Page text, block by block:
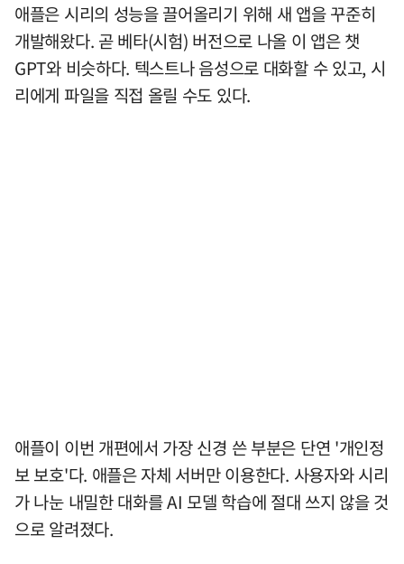
애플은 시리의 성능을 끌어올리기 위해 새 앱을 꾸준히
개발해왔다. 곧 베타(시험) 버전으로 나올 이 앱은 챗
GPT와 비슷하다. 텍스트나 음성으로 대화할 수 있고, 시
리에게 파일을 직접 올릴 수도 있다.
애플이 이번 개편에서 가장 신경 쓴 부분은 단연 '개인정
보 보호'다. 애플은 자체 서버만 이용한다. 사용자와 시리
가 나눈 내밀한 대화를 AI 모델 학습에 절대 쓰지 않을 것
으로 알려졌다.